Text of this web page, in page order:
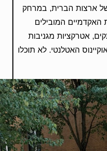
ארצות הברית, במרחק
המובילים
אטרקציות מגניבות
האטלנטי. לא תוכלו